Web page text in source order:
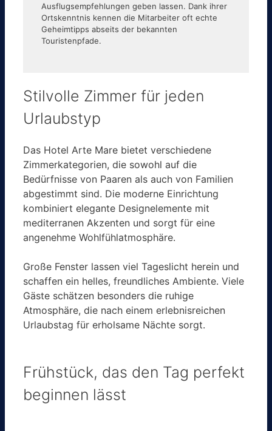
Ausflugsempfehlungen geben lassen. Dank ihrer
Ortskenntnis kennen die Mitarbeiter oft echte
Geheimtipps abseits der bekannten
Touristenpfade.
Stilvolle Zimmer für jeden
Urlaubstyp
Das Hotel Arte Mare bietet verschiedene
Zimmerkategorien, die sowohl auf die
Bedürfnisse von Paaren als auch von Familien
abgestimmt sind. Die moderne Einrichtung
kombiniert elegante Designelemente mit
mediterranen Akzenten und sorgt für eine
angenehme Wohlfühlatmosphäre.
Große Fenster lassen viel Tageslicht herein und
schaffen ein helles, freundliches Ambiente. Viele
Gäste schätzen besonders die ruhige
Atmosphäre, die nach einem erlebnisreichen
Urlaubstag für erholsame Nächte sorgt.
Frühstück, das den Tag perfekt
beginnen lässt